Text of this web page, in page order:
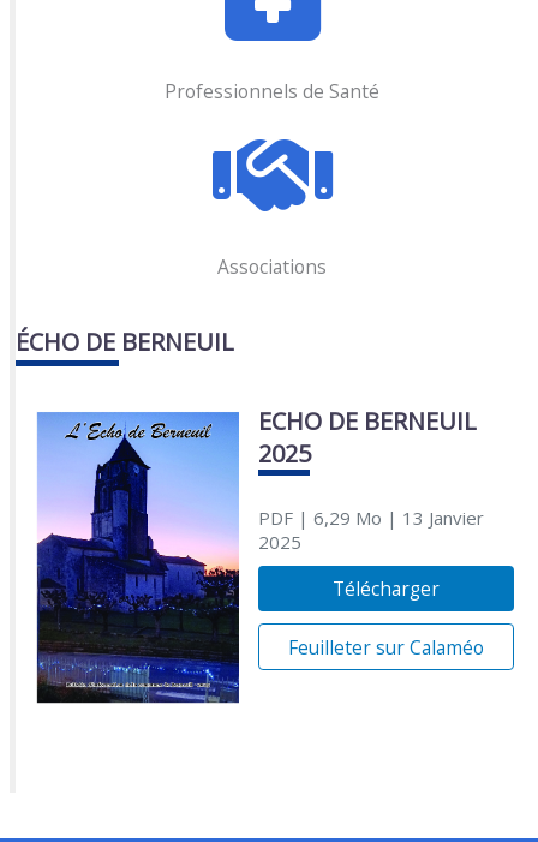
Professionnels de Santé
Associations
ÉCHO DE BERNEUIL
ECHO DE BERNEUIL
2025
PDF| 6,29 Mo | 13 Janvier
2025
Télécharger
Feuilleter sur Calaméo